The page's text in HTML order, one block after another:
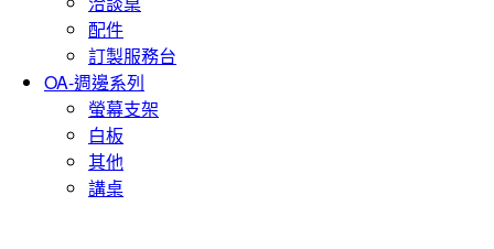
配件
訂製服務台
OA-週邊系列
螢幕支架
白板
其他
講桌